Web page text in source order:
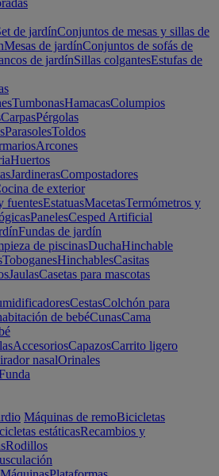
de jardínConjuntos de mesas y sillas de
Mesas de jardínConjuntos de sofás de
de jardínSillas colgantesEstufas de
TumbonasHamacasColumpios
CarpasPérgolas
ParasolesToldos
Arcones
Huertos
JardinerasCompostadores
de exterior
fuentesEstatuasMacetasTermómetros y
PanelesCesped Artificial
Fundas de jardín
de piscinasDuchaHinchable
ToboganesHinchablesCasitas
JaulasCasetas para mascotas
CestasColchón para
de bebéCunasCama
AccesoriosCapazosCarrito ligero
nasalOrinales
Máquinas de remoBicicletas
estáticasRecambios y
Rodillos